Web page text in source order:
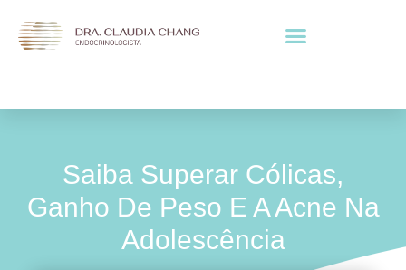
Saiba Superar Cólicas,
Ganho De Peso E A Acne Na
Adolescência